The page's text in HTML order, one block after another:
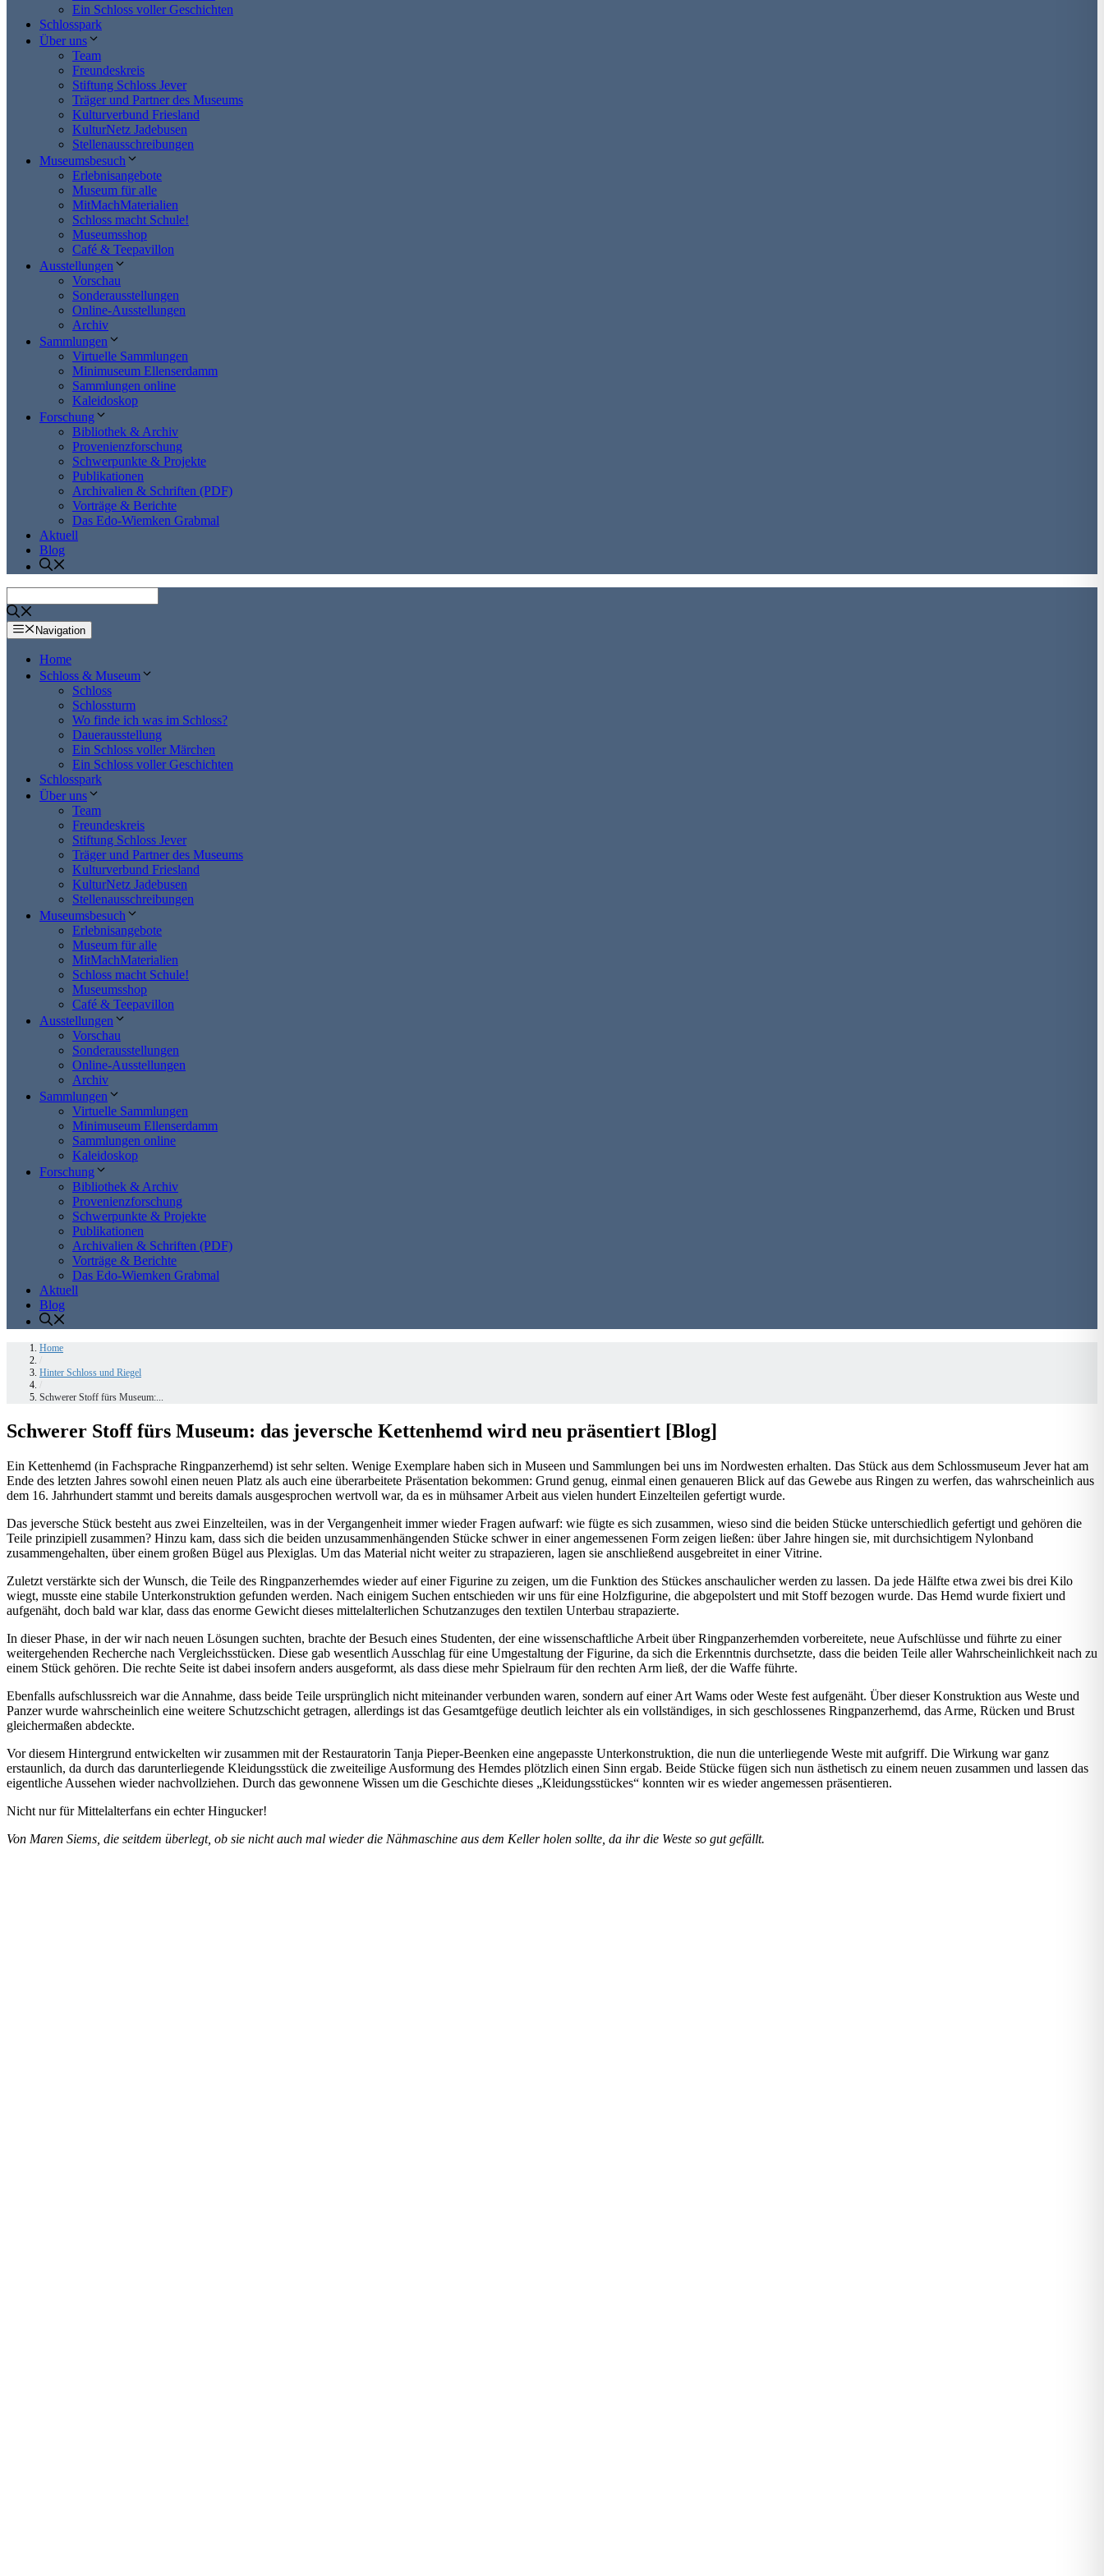
Ein Schloss voller Geschichten
Schlosspark
Über uns
Team
Freundeskreis
Stiftung Schloss Jever
Träger und Partner des Museums
Kulturverbund Friesland
KulturNetz Jadebusen
Stellenausschreibungen
Museumsbesuch
Erlebnisangebote
Museum für alle
MitMachMaterialien
Schloss macht Schule!
Museumsshop
Café & Teepavillon
Ausstellungen
Vorschau
Sonderausstellungen
Online-Ausstellungen
Archiv
Sammlungen
Virtuelle Sammlungen
Minimuseum Ellenserdamm
Sammlungen online
Kaleidoskop
Forschung
Bibliothek & Archiv
Provenienzforschung
Schwerpunkte & Projekte
Publikationen
Archivalien & Schriften (PDF)
Vorträge & Berichte
Das Edo-Wiemken Grabmal
Aktuell
Blog
Navigation
Home
Schloss & Museum
Schloss
Schlossturm
Wo finde ich was im Schloss?
Dauerausstellung
Ein Schloss voller Märchen
Ein Schloss voller Geschichten
Schlosspark
Über uns
Team
Freundeskreis
Stiftung Schloss Jever
Träger und Partner des Museums
Kulturverbund Friesland
KulturNetz Jadebusen
Stellenausschreibungen
Museumsbesuch
Erlebnisangebote
Museum für alle
MitMachMaterialien
Schloss macht Schule!
Museumsshop
Café & Teepavillon
Ausstellungen
Vorschau
Sonderausstellungen
Online-Ausstellungen
Archiv
Sammlungen
Virtuelle Sammlungen
Minimuseum Ellenserdamm
Sammlungen online
Kaleidoskop
Forschung
Bibliothek & Archiv
Provenienzforschung
Schwerpunkte & Projekte
Publikationen
Archivalien & Schriften (PDF)
Vorträge & Berichte
Das Edo-Wiemken Grabmal
Aktuell
Blog
Home
Hinter Schloss und Riegel
Schwerer Stoff fürs Museum:...
Schwerer Stoff fürs Museum: das jeversche Kettenhemd wird neu präsentiert [Blog]
Ein Kettenhemd (in Fachsprache Ringpanzerhemd) ist sehr selten. Wenige Exemplare haben sich in Museen und Sammlungen bei uns im Nordwesten erhalten. Das Stück aus dem Schlossmuseum Jever hat am
Ende des letzten Jahres sowohl einen neuen Platz als auch eine überarbeitete Präsentation bekommen: Grund genug, einmal einen genaueren Blick auf das Gewebe aus Ringen zu werfen, das wahrscheinlich aus
dem 16. Jahrhundert stammt und bereits damals ausgesprochen wertvoll war, da es in mühsamer Arbeit aus vielen hundert Einzelteilen gefertigt wurde.
Das jeversche Stück besteht aus zwei Einzelteilen, was in der Vergangenheit immer wieder Fragen aufwarf: wie fügte es sich zusammen, wieso sind die beiden Stücke unterschiedlich gefertigt und gehören die
Teile prinzipiell zusammen? Hinzu kam, dass sich die beiden unzusammenhängenden Stücke schwer in einer angemessenen Form zeigen ließen: über Jahre hingen sie, mit durchsichtigem Nylonband
zusammengehalten, über einem großen Bügel aus Plexiglas. Um das Material nicht weiter zu strapazieren, lagen sie anschließend ausgebreitet in einer Vitrine.
Zuletzt verstärkte sich der Wunsch, die Teile des Ringpanzerhemdes wieder auf einer Figurine zu zeigen, um die Funktion des Stückes anschaulicher werden zu lassen. Da jede Hälfte etwa zwei bis drei Kilo
wiegt, musste eine stabile Unterkonstruktion gefunden werden. Nach einigem Suchen entschieden wir uns für eine Holzfigurine, die abgepolstert und mit Stoff bezogen wurde. Das Hemd wurde fixiert und
aufgenäht, doch bald war klar, dass das enorme Gewicht dieses mittelalterlichen Schutzanzuges den textilen Unterbau strapazierte.
In dieser Phase, in der wir nach neuen Lösungen suchten, brachte der Besuch eines Studenten, der eine wissenschaftliche Arbeit über Ringpanzerhemden vorbereitete, neue Aufschlüsse und führte zu einer
weitergehenden Recherche nach Vergleichsstücken. Diese gab wesentlich Ausschlag für eine Umgestaltung der Figurine, da sich die Erkenntnis durchsetzte, dass die beiden Teile aller Wahrscheinlichkeit nach zu
einem Stück gehören. Die rechte Seite ist dabei insofern anders ausgeformt, als dass diese mehr Spielraum für den rechten Arm ließ, der die Waffe führte.
Ebenfalls aufschlussreich war die Annahme, dass beide Teile ursprünglich nicht miteinander verbunden waren, sondern auf einer Art Wams oder Weste fest aufgenäht. Über dieser Konstruktion aus Weste und
Panzer wurde wahrscheinlich eine weitere Schutzschicht getragen, allerdings ist das Gesamtgefüge deutlich leichter als ein vollständiges, in sich geschlossenes Ringpanzerhemd, das Arme, Rücken und Brust
gleichermaßen abdeckte.
Vor diesem Hintergrund entwickelten wir zusammen mit der Restauratorin Tanja Pieper-Beenken eine angepasste Unterkonstruktion, die nun die unterliegende Weste mit aufgriff. Die Wirkung war ganz
erstaunlich, da durch das darunterliegende Kleidungsstück die zweiteilige Ausformung des Hemdes plötzlich einen Sinn ergab. Beide Stücke fügen sich nun ästhetisch zu einem neuen zusammen und lassen das
eigentliche Aussehen wieder nachvollziehen. Durch das gewonnene Wissen um die Geschichte dieses „Kleidungsstückes“ konnten wir es wieder angemessen präsentieren.
Nicht nur für Mittelalterfans ein echter Hingucker!
Von Maren Siems, die seitdem überlegt, ob sie nicht auch mal wieder die Nähmaschine aus dem Keller holen sollte, da ihr die Weste so gut gefällt.